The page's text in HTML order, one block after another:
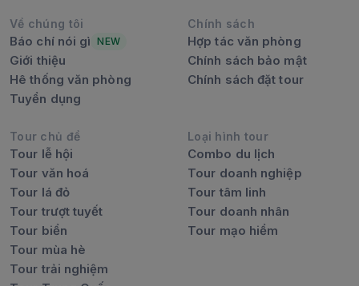
Về chúng tôi
Báo chí nói gì NEW
Giới thiệu
Hê thống văn phòng
Tuyển dụng
Chính sách
Hợp tác văn phòng
Chính sách bảo mật
Chính sách đặt tour
Tour chủ đề
Tour lễ hội
Tour văn hoá
Tour lá đỏ
Tour trượt tuyết
Tour biển
Tour mùa hè
Tour trải nghiệm
Loại hình tour
Combo du lịch
Tour doanh nghiệp
Tour tâm linh
Tour doanh nhân
Tour mạo hiểm